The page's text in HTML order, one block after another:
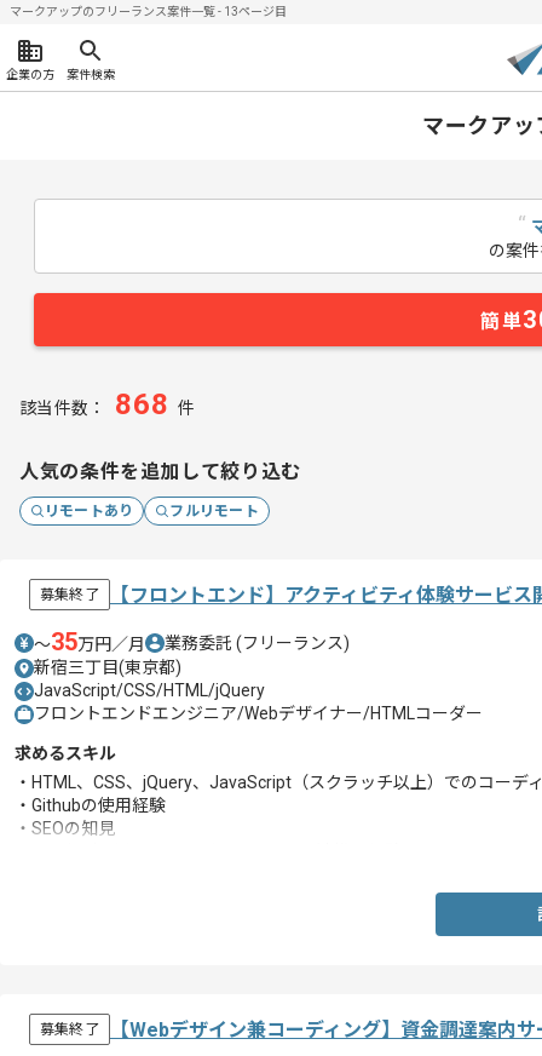
マークアップのフリーランス案件一覧 - 13ページ目
企業の方 案件検索
マークア
“
の案
簡単
該当件数： 868 件
人気の条件を追加して絞り込む
リモートあり フルリモート
募集終了 【フロントエンド】アクティビティ体験サービ
〜35万円／月 業務委託 (フリーランス)
新宿三丁目(東京都)
JavaScript/CSS/HTML/jQuery
フロントエンドエンジニア/Webデザイナー/HTMLコーダー
求めるスキル
・HTML、CSS、jQuery、JavaScript（スクラッチ以上）でのコーデ
・Githubの使用経験
・SEOの知見
募集終了 【Webデザイン兼コーディング】資金調達案内